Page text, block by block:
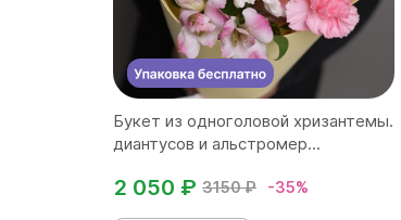
Букет из одноголовой хризантемы.
диантусов и альстромер...
3150 ₽ -35%
2 050 ₽